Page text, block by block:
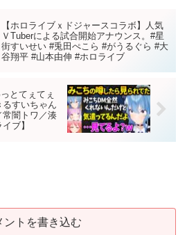
【ホロライブｘドジャースコラボ】人気
ＶTuberによる試合開始アナウンス。#星
街すいせい #兎田ぺこら #がうるぐら #大
谷翔平 #山本由伸 #ホロライブ
とてぇてぇ
るすいちゃん
常闇トワ／湊
ブ】
ントを書き込む